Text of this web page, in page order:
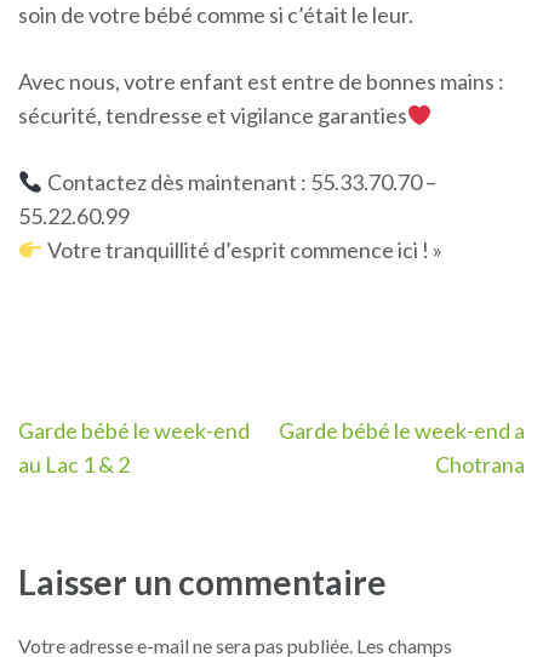
soin de votre bébé comme si c’était le leur.
Avec nous, votre enfant est entre de bonnes mains :
sécurité, tendresse et vigilance garanties
Contactez dès maintenant : 55.33.70.70 –
55.22.60.99
Votre tranquillité d’esprit commence ici ! »
Navigation
de
Garde bébé le week-end
au Lac 1 & 2
Garde bébé le week-end a
Chotrana
Laisser un commentaire
Votre adresse e-mail ne sera pas publiée. Les champs